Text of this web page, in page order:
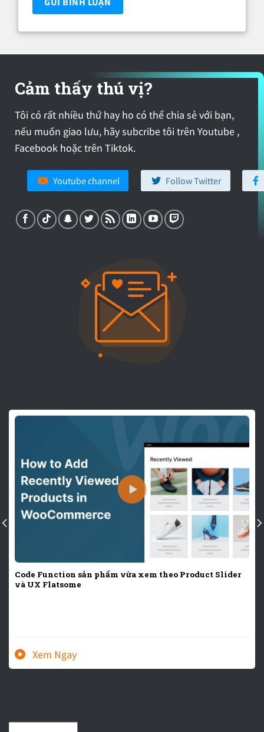
Cảm thấy thú vị?
Tôi có rất nhiều thứ hay ho có thể chia sẻ với bạn,
nếu muốn giao lưu, hãy subcribe tôi trên Youtube ,
Facebook hoặc trên Tiktok.
Youtube channel Follow Twitter
Code Function sản phẩm vừa xem theo Product Slider
và UX Flatsome